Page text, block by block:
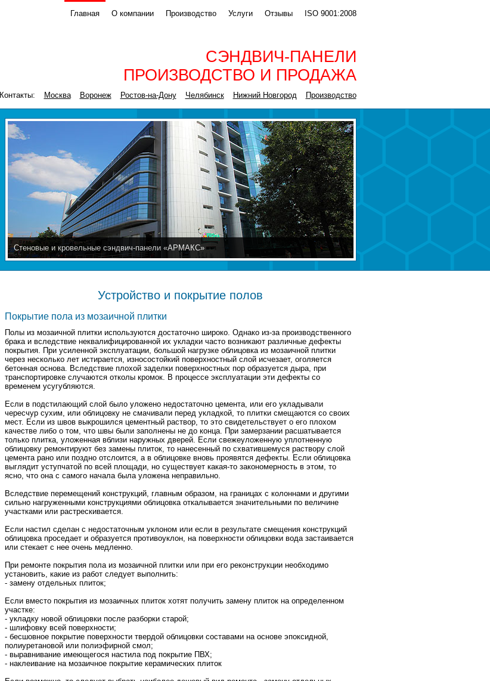
Главная О компании Производство Услуги Отзывы ISO 9001:2008
СЭНДВИЧ-ПАНЕЛИ
ПРОИЗВОДСТВО И ПРОДАЖА
Контакты: Москва Воронеж Ростов-на-Дону Челябинск Нижний Новгород Производство
Стеновые и кровельные сэндвич-панели «АРМАКС»
Устройство и покрытие полов
Покрытие пола из мозаичной плитки
Полы из мозаичной плитки используются достаточно широко. Однако из-за производственного
брака и вследствие неквалифицированной их укладки часто возникают различные дефекты
покрытия. При усиленной эксплуатации, большой нагрузке облицовка из мозаичной плитки
через несколько лет истирается, износостойкий поверхностный слой исчезает, оголяется
бетонная основа. Вследствие плохой заделки поверхностных пор образуется дыра, при
транспортировке случаются отколы кромок. В процессе эксплуатации эти дефекты со
временем усугубляются.
Если в подстилающий слой было уложено недостаточно цемента, или его укладывали
чересчур сухим, или облицовку не смачивали перед укладкой, то плитки смещаются со своих
мест. Если из швов выкрошился цементный раствор, то это свидетельствует о его плохом
качестве либо о том, что швы были заполнены не до конца. При замерзании расшатывается
только плитка, уложенная вблизи наружных дверей. Если свежеуложенную уплотненную
облицовку ремонтируют без замены плиток, то нанесенный по схватившемуся раствору слой
цемента рано или поздно отслоится, а в облицовке вновь проявятся дефекты. Если облицовка
выглядит уступчатой по всей площади, но существует какая-то закономерность в этом, то
ясно, что она с самого начала была уложена неправильно.
Вследствие перемещений конструкций, главным образом, на границах с колоннами и другими
сильно нагруженными конструкциями облицовка откалывается значительными по величине
участками или растрескивается.
Если настил сделан с недостаточным уклоном или если в результате смещения конструкций
облицовка проседает и образуется противоуклон, на поверхности облицовки вода застаивается
или стекает с нее очень медленно.
При ремонте покрытия пола из мозаичной плитки или при его реконструкции необходимо
установить, какие из работ следует выполнить:
- замену отдельных плиток;
Если вместо покрытия из мозаичных плиток хотят получить замену плиток на определенном
участке:
- укладку новой облицовки после разборки старой;
- шлифовку всей поверхности;
- бесшовное покрытие поверхности твердой облицовки составами на основе эпоксидной,
полиуретановой или полиэфирной смол;
- выравнивание имеющегося настила под покрытие ПВХ;
- наклеивание на мозаичное покрытие керамических плиток